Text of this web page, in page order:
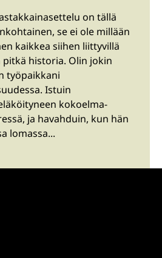
on tällä
se ei ole millään
kaikkea siihen liittyvillä
historia. Olin jokin
työpaikkani
Istuin
kokoelma-
ja havahduin, kun hän
lomassa...